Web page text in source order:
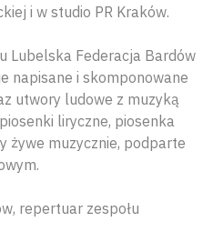
i w studio PR Kraków.
Lubelska Federacja Bardów
napisane i skomponowane
utwory ludowe z muzyką
liryczne, piosenka
żywe muzycznie, podparte
repertuar zespołu